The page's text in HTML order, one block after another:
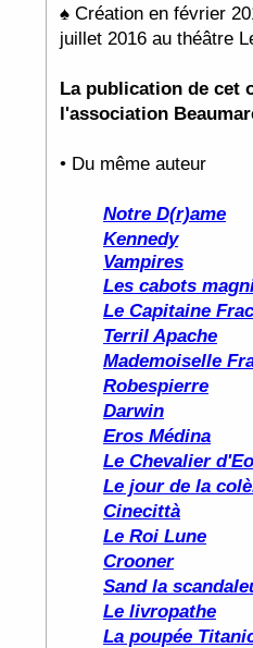
♠ Création en février
juillet 2016 au théâtre
La publication de cet
l'association
• Du même auteur
Notre D(r)ame
Kennedy
Vampires
Les cabots
Le Capitaine
Terril Apache
Mademoiselle
Robespierre
Darwin
Eros Médina
Le Chevalier
Le jour de la
Cinecittà
Le Roi Lune
Crooner
Sand la
Le livropathe
La poupée